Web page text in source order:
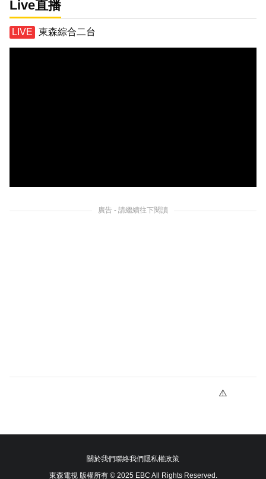
Live直播
東森綜合二台
廣告 - 請繼續往下閱讀
關於我們聯絡我們隱私權政策
東森電視 版權所有 © 2025 EBC All Rights Reserved.